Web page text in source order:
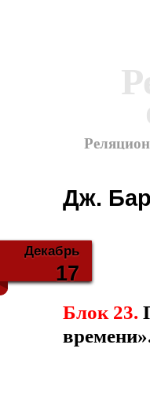
Дж.
Декабрь
17
Блок 23.